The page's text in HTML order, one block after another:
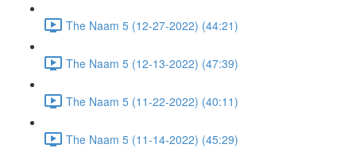
The Naam 5 (12-27-2022) (44:21)
The Naam 5 (12-13-2022) (47:39)
The Naam 5 (11-22-2022) (40:11)
The Naam 5 (11-14-2022) (45:29)